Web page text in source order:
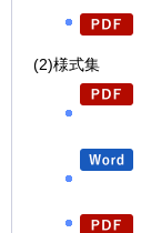
(2)様式集